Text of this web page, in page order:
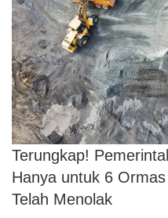
Terungkap!
Hanya untuk 6
Telah Menolak